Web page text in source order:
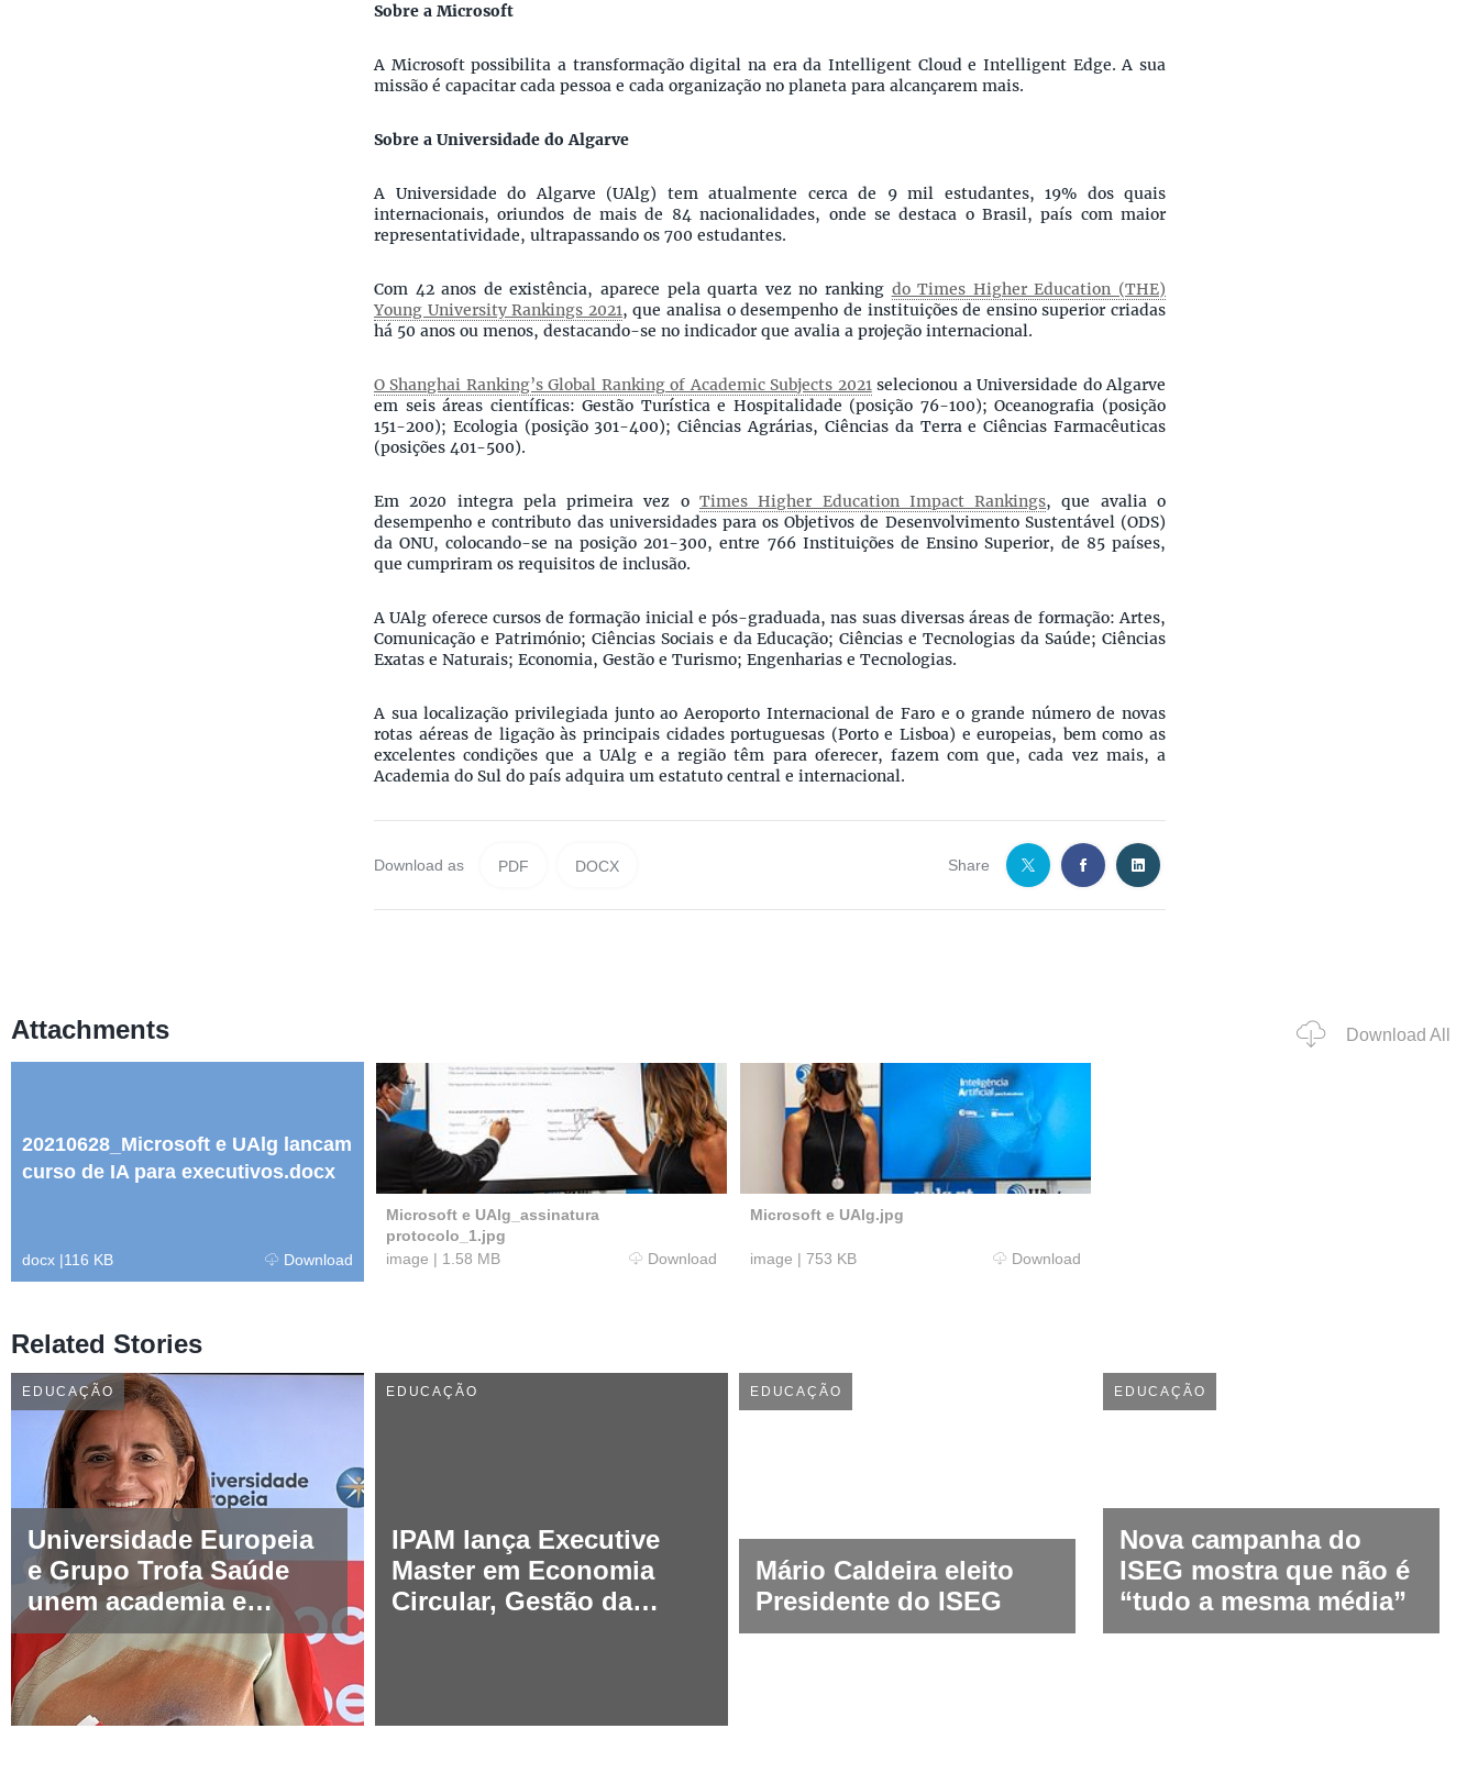
Sobre a Microsoft
A Microsoft possibilita a transformação digital na era da Intelligent Cloud e Intelligent Edge. A sua
missão é capacitar cada pessoa e cada organização no planeta para alcançarem mais.
Sobre a Universidade do Algarve
A Universidade do Algarve (UAlg) tem atualmente cerca de 9 mil estudantes, 19% dos quais
internacionais, oriundos de mais de 84 nacionalidades, onde se destaca o Brasil, país com maior
representatividade, ultrapassando os 700 estudantes.
Com 42 anos de existência, aparece pela quarta vez no ranking do Times Higher Education (THE)
Young University Rankings 2021, que analisa o desempenho de instituições de ensino superior criadas
há 50 anos ou menos, destacando-se no indicador que avalia a projeção internacional.
O Shanghai Ranking’s Global Ranking of Academic Subjects 2021selecionou a Universidade do Algarve
em seis áreas científicas: Gestão Turística e Hospitalidade (posição 76-100); Oceanografia (posição
151-200); Ecologia (posição 301-400); Ciências Agrárias, Ciências da Terra e Ciências Farmacêuticas
(posições 401-500).
Em 2020 integra pela primeira vez o Times Higher Education Impact Rankings, que avalia o
desempenho e contributo das universidades para os Objetivos de Desenvolvimento Sustentável (ODS)
da ONU, colocando-se na posição 201-300, entre 766 Instituições de Ensino Superior, de 85 países,
que cumpriram os requisitos de inclusão.
A UAlg oferece cursos de formação inicial e pós-graduada, nas suas diversas áreas de formação: Artes,
Comunicação e Património; Ciências Sociais e da Educação; Ciências e Tecnologias da Saúde; Ciências
Exatas e Naturais; Economia, Gestão e Turismo; Engenharias e Tecnologias.
A sua localização privilegiada junto ao Aeroporto Internacional de Faro e o grande número de novas
rotas aéreas de ligação às principais cidades portuguesas (Porto e Lisboa) e europeias, bem como as
excelentes condições que a UAlg e a região têm para oferecer, fazem com que, cada vez mais, a
Academia do Sul do país adquira um estatuto central e internacional.
Download as PDF DOCX Share
Attachments Download All
20210628_Microsoft e UAlg lancam
curso de IA para executivos.docx
docx |116 KB Download
Microsoft e UAlg_assinatura
protocolo_1.jpg
image | 1.58 MB Download
Microsoft e UAlg.jpg
image | 753 KB Download
Related Stories
EDUCAÇÃO
Universidade Europeia
e Grupo Trofa Saúde
unem academia e
prática no setor da
saúde
EDUCAÇÃO
IPAM lança Executive
Master em Economia
Circular, Gestão da
talento especializado
EDUCAÇÃO
Mário Caldeira eleito
Presidente do ISEG
EDUCAÇÃO
Nova campanha do
ISEG mostra que não é
“tudo a mesma média”